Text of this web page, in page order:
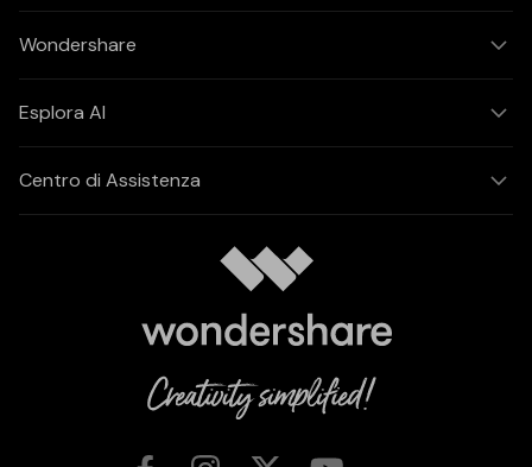
Wondershare
Esplora AI
Centro di Assistenza